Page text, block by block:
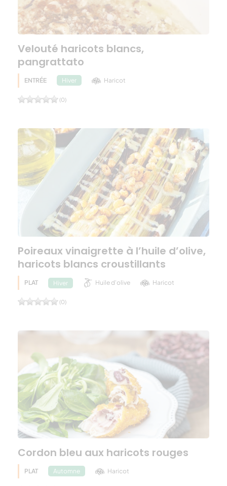
Velouté haricots blancs,
pangrattato
ENTRÉE Hiver Haricot
(0)
Poireaux vinaigrette à l’huile d’olive,
haricots blancs croustillants
PLAT Hiver Huile d'olive Haricot
(0)
Cordon bleu aux haricots rouges
PLAT Automne Haricot